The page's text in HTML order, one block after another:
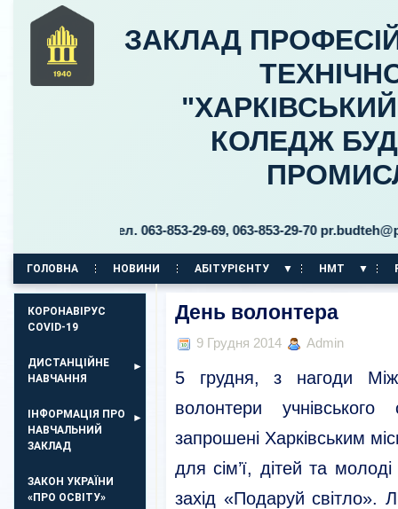
ЗАКЛАД
КОЛЕДЖ
30 тел. 063-853-29-69, 063-853-29-70
ГОЛОВНА НОВИНИ АБІТУРІЄНТУ НМТ
КОРОНАВІРУС
COVID-19
ДИСТАНЦІЙНЕ
НАВЧАННЯ
ІНФОРМАЦІЯ ПРО
НАВЧАЛЬНИЙ
ЗАКЛАД
ЗАКОН УКРАЇНИ
«ПРО ОСВІТУ»
День волонтера
9 Грудня 2014 Admin
5 грудня, з нагоди
волонтери
запрошені Харківським
для сім’ї, дітей та
захід «Подаруй світло».